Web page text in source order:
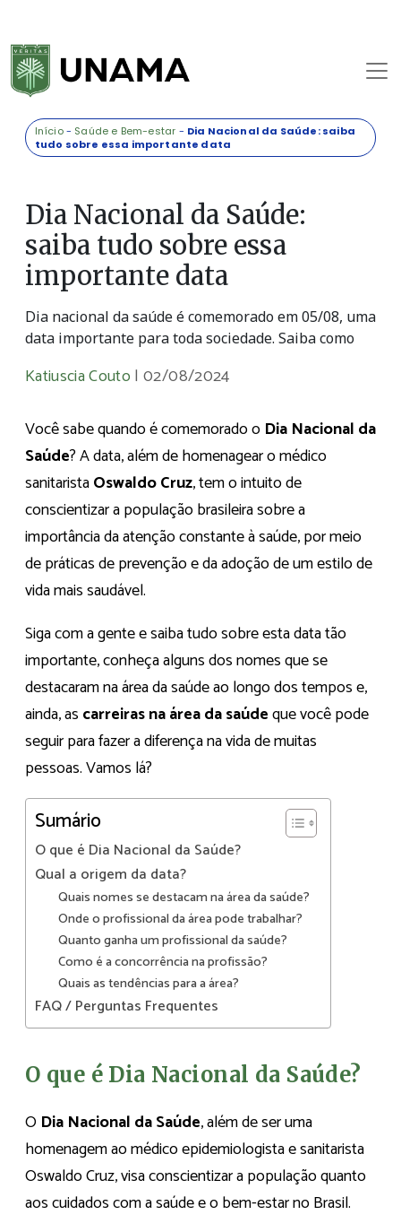
Início- Saúde e Bem-estar - Dia Nacional da Saúde: saiba
tudo sobre essa importante data
Dia Nacional da Saúde:
saiba tudo sobre essa
importante data
Dia nacional da saúde é comemorado em 05/08, uma
data importante para toda sociedade. Saiba como
Katiuscia Couto |02/08/2024
Você sabe quando é comemorado o Dia Nacional da
Saúde? A data, além de homenagear o médico
sanitaristaOswaldo Cruz, tem o intuito de
conscientizar a população brasileira sobre a
importância da atenção constante à saúde, por meio
de práticas de prevenção e da adoção de um estilo de
vida mais saudável.
Siga com a gente e saiba tudo sobre esta data tão
importante, conheça alguns dos nomes que se
destacaram na área da saúde ao longo dos tempos e,
ainda, as carreiras na área da saúdeque você pode
seguir para fazer a diferença na vida de muitas
pessoas. Vamos lá?
Sumário
O que é Dia Nacional da Saúde?
Qual a origem da data?
Quais nomes se destacam na área da saúde?
Onde o profissional da área pode trabalhar?
Quanto ganha um profissional da saúde?
Como é a concorrência na profissão?
Quais as tendências para a área?
FAQ / Perguntas Frequentes
O que é Dia Nacional da Saúde?
O Dia Nacional da Saúde, além de ser uma
homenagem ao médico epidemiologista e sanitarista
Oswaldo Cruz, visa conscientizar a população quanto
aos cuidados com a saúde e o bem-estar no Brasil.